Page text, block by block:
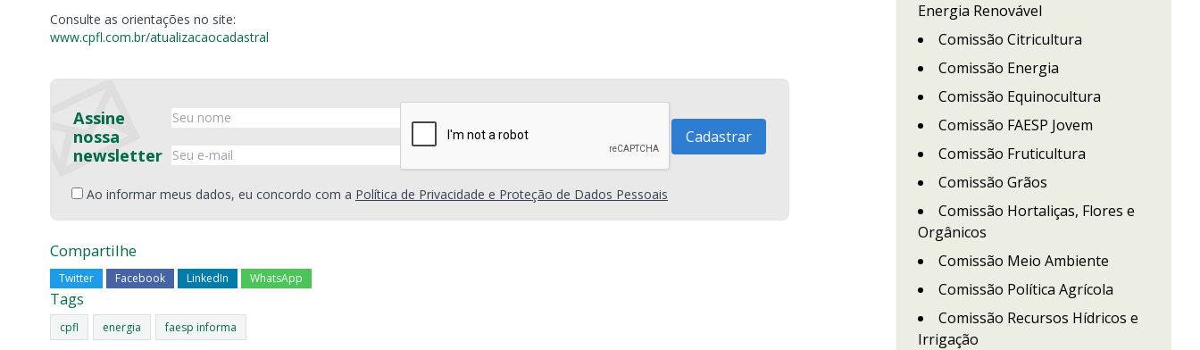
Consulte as orientações no site:
www.cpfl.com.br/atualizacaocadastral
Assine
nossa
newsletter
Ao informar meus dados, eu concordo com a Política de Privacidade e Proteção de Dados Pessoais
Compartilhe
Twitter Facebook LinkedIn WhatsApp
Tags
cpfl energia faesp informa
Energia Renovável
Comissão Citricultura
Comissão Energia
Comissão Equinocultura
Comissão FAESP Jovem
Comissão Fruticultura
Comissão Grãos
Comissão Hortaliças, Flores e
Orgânicos
Comissão Meio Ambiente
Comissão Política Agrícola
Comissão Recursos Hídricos e
Irrigação